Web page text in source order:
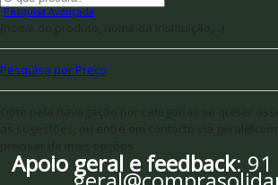
Pesquisa Avançada
Pesquisa por Preço
Apoio geral e feedback: